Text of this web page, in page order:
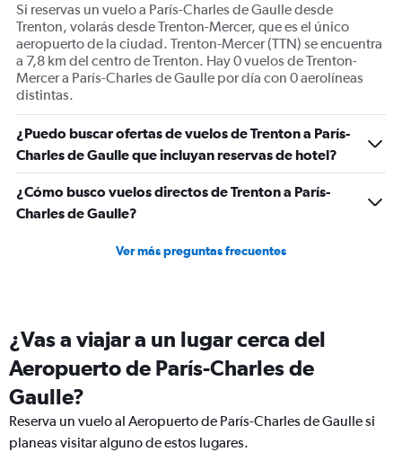
Si reservas un vuelo a París-Charles de Gaulle desde
Trenton, volarás desde Trenton-Mercer, que es el único
aeropuerto de la ciudad. Trenton-Mercer (TTN) se encuentra
a 7,8 km del centro de Trenton. Hay 0 vuelos de Trenton-
Mercer a París-Charles de Gaulle por día con 0 aerolíneas
distintas.
¿Puedo buscar ofertas de vuelos de Trenton a París-
Charles de Gaulle que incluyan reservas de hotel?
¿Cómo busco vuelos directos de Trenton a París-
Charles de Gaulle?
Ver más preguntas frecuentes
¿Vas a viajar a un lugar cerca del
Aeropuerto de París-Charles de
Gaulle?
Reserva un vuelo al Aeropuerto de París-Charles de Gaulle si
planeas visitar alguno de estos lugares.